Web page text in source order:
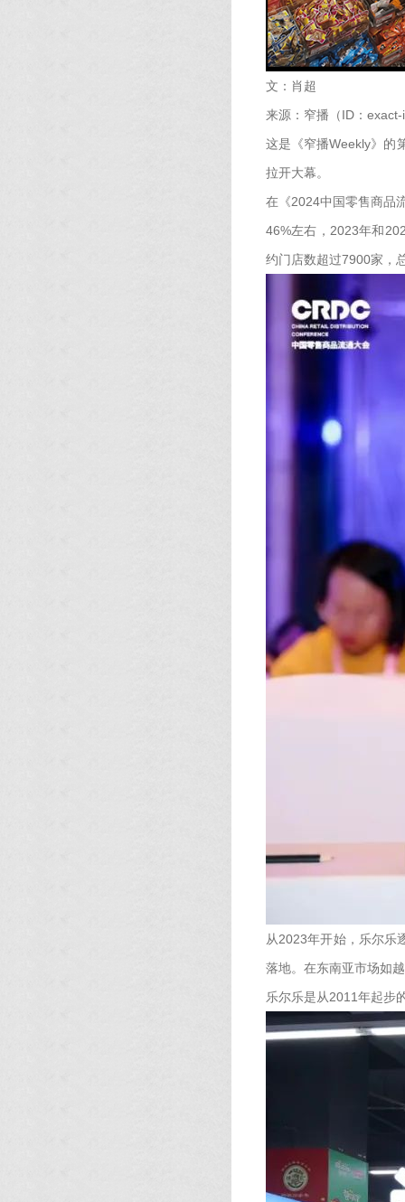
文：肖超
来源：窄播（ID：
这是《窄播Weekly》的
拉开大幕。
在《2024中国零售商品
46%左右，2023年和
约门店数超过7900家，
从2023年开始，乐尔乐
落地。在东南亚市场如
乐尔乐是从2011年起步